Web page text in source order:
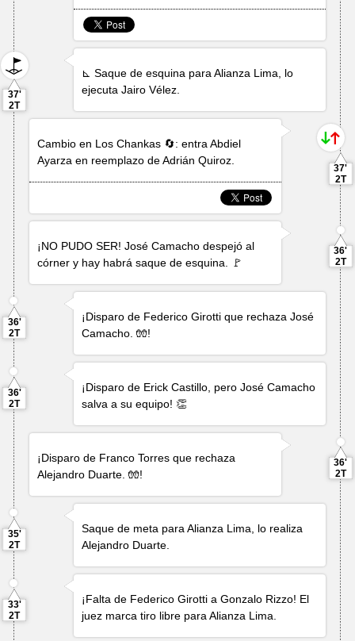
37'
2T
⊾ Saque de esquina para Alianza Lima, lo
ejecutaJairo Vélez
Cambio en Los Chankas 🔄: entraAbdiel
Ayarza en reemplazo deAdrián Quiroz
37'
2T
¡NO PUDO SER!José Camacho despejó al
córner y hay habrá saque de esquina. 🚩
36'
2T
36'
2T
¡Disparo de Federico Girotti que rechazaJosé
Camacho . 🧤!
36'
2T
¡Disparo de Erick Castillo , peroJosé Camacho
salva a su equipo! 👏
¡Disparo de Franco Torres que rechaza
Alejandro Duarte . 🧤!
36'
2T
35'
2T
Saque de meta para Alianza Lima, lo realiza
Alejandro Duarte
33'
2T
¡Falta de Federico Girotti aGonzalo Rizzo! El
juez marca tiro libre para Alianza Lima.